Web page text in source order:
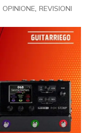
OPINIONE, REVISIONI